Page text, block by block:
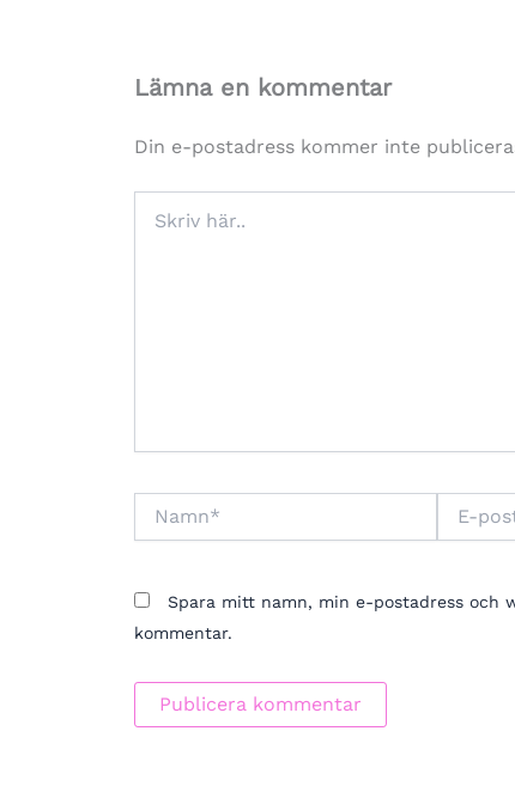
Lämna en kommentar
Din e-postadress kommer inte
här..
post*
Spara mitt namn, min e-postadress och
kommentar.